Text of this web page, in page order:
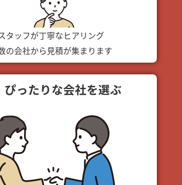
タッフが丁寧なヒアリング
の会社から見積が集まります
ぴったりな会社を選ぶ